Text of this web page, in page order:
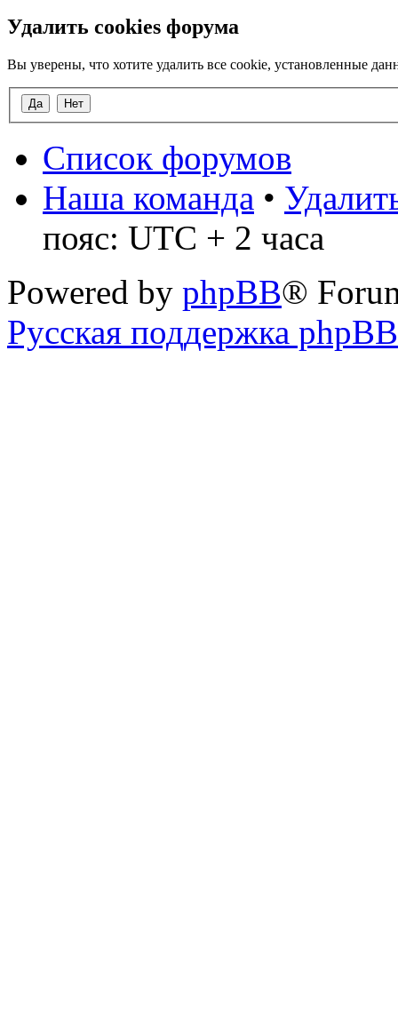
Удалить cookies форума
Вы уверены, что хотите удалить все cookie, установленные
Список форумов
Наша команда •
пояс: UTC + 2 часа
Powered by phpBB®
Русская поддержка phpBB